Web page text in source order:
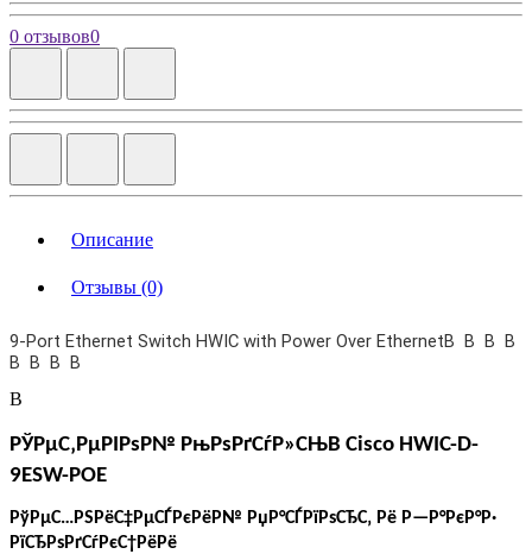
0 отзывов0
Описание
Отзывы (0)
9-Port Ethernet Switch HWIC with Power Over EthernetВ В В В
В В В В
В
РЎРµС‚РµРІРѕР№ РњРѕРґСѓР»СЊВ Cisco HWIC-D-
9ESW-POE
РўРµС…РЅРёС‡РµСЃРєРёР№ РџР°СЃРїРѕСЂС‚ Рё Р—Р°РєР°Р·
РїСЂРѕРґСѓРєС†РёРё